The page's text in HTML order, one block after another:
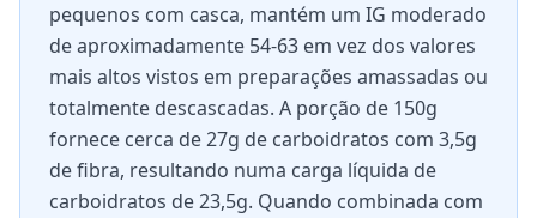
pequenos com casca, mantém um IG moderado
de aproximadamente 54-63 em vez dos valores
mais altos vistos em preparações amassadas ou
totalmente descascadas. A porção de 150g
fornece cerca de 27g de carboidratos com 3,5g
de fibra, resultando numa carga líquida de
carboidratos de 23,5g. Quando combinada com